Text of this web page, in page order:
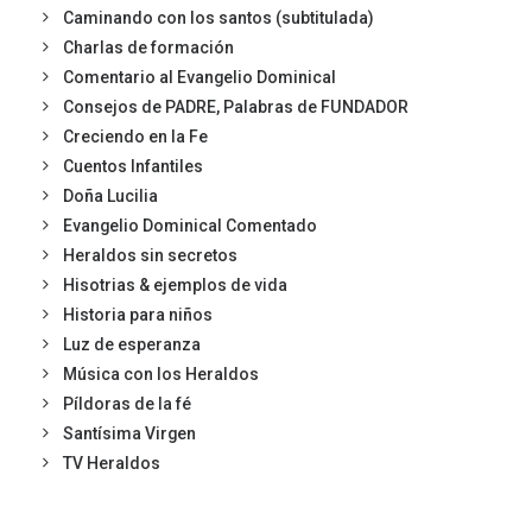
Caminando con los santos (subtitulada)
Charlas de formación
Comentario al Evangelio Dominical
Consejos de PADRE, Palabras de FUNDADOR
Creciendo en la Fe
Cuentos Infantiles
Doña Lucilia
Evangelio Dominical Comentado
Heraldos sin secretos
Hisotrias & ejemplos de vida
Historia para niños
Luz de esperanza
Música con los Heraldos
Píldoras de la fé
Santísima Virgen
TV Heraldos